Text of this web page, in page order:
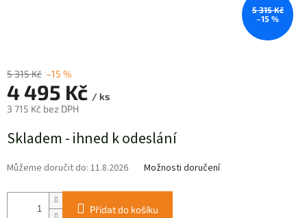
5 315 Kč
–15 %
5 315 Kč –15 %
4 495 Kč / ks
3 715 Kč bez DPH
cena:
Skladem - ihned k odeslání
Můžeme doručit do: 11.8.2026 Možnosti doručení
Přidat do košíku